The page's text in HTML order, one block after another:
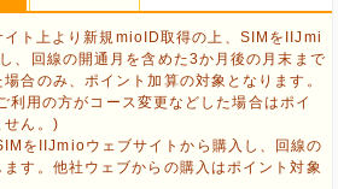
ト上より新規mioID取得の上、SIMをIIJmi
、回線の開通月を含めた3か月後の月末まで
合のみ、ポイント加算の対象となります。
用の方がコース変更などした場合はポイ
せん。)
をIIJmioウェブサイトから購入し、回線の
す。他社ウェブからの購入はポイント対象